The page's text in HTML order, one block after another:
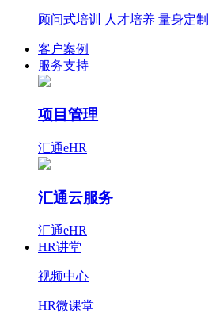
顾问式培训 人才培养 量身定制
客户案例
服务支持
项目管理
汇通eHR
汇通云服务
汇通eHR
HR讲堂
视频中心
HR微课堂